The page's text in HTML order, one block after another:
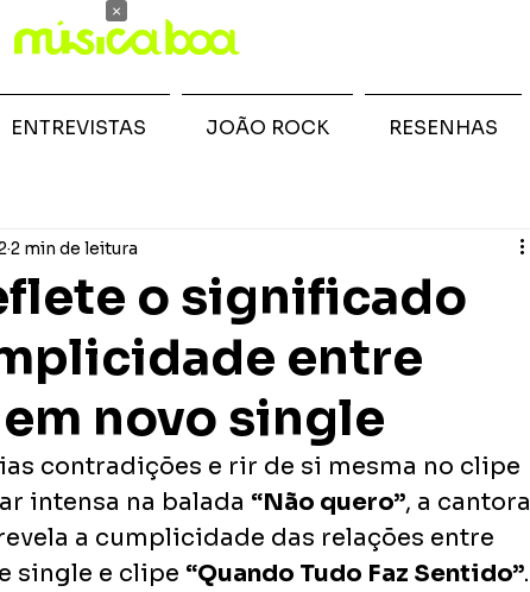
o significado
entre
novo single
2 min de leitura
contradições e rir de si mesma no clipe
intensa na balada “Não quero”, a cantora
a cumplicidade das relações entre
single e clipe “Quando Tudo Faz Sentido”.
ENTREVISTAS JOÃO ROCK RESENHAS
×